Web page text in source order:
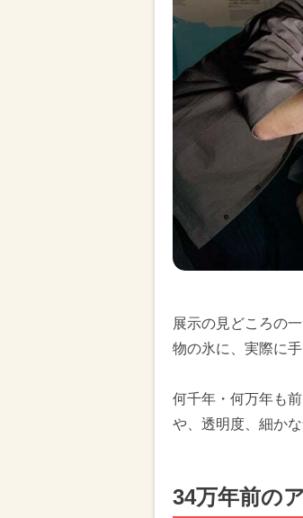
展示の見どころの
物の氷に、実際に
何千年・何万年も
や、透明度、細か
34万年前の